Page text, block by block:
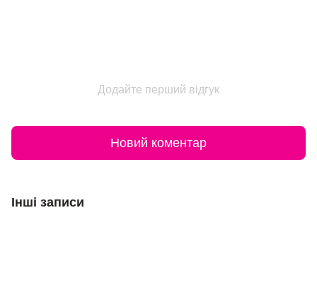
Додайте перший відгук
Новий коментар
Інші записи